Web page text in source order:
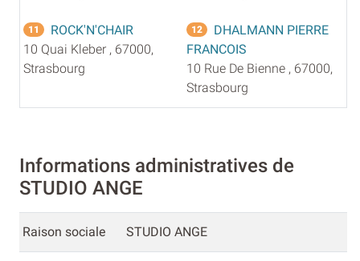
11
ROCK'N'CHAIR
10 Quai Kleber , 67000,
Strasbourg
12
DHALMANN PIERRE
FRANCOIS
10 Rue De Bienne , 67000,
Strasbourg
Informations administratives de
STUDIO ANGE
Raison sociale STUDIO ANGE